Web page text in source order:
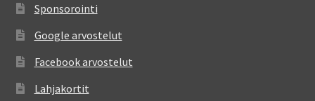
Sponsorointi
Google arvostelut
Facebook arvostelut
Lahjakortit